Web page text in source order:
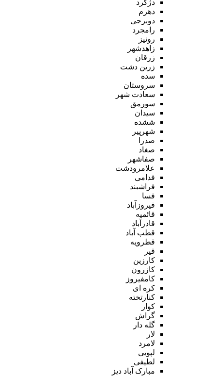
دژکرد
دهرم
دوبرجی
رامجرد
رونیز
زاهدشهر
زرقان
زرین دشت
سده
سروستان
سعادت شهر
سورمق
سیدان
ششده
شهرپیر
صدرا
صغاد
صفاشهر
علامرودشت
فدامی
فراشبند
فسا
فیروزآباد
قائمیه
قادرآباد
قطب آباد
قطرویه
قیر
کارزین
کازرون
کامفیروز
کره ای
کنارتخته
کوار
گراش
گله دار
لار
لامرد
لپویی
لطیفی
مبارک آباد دیز